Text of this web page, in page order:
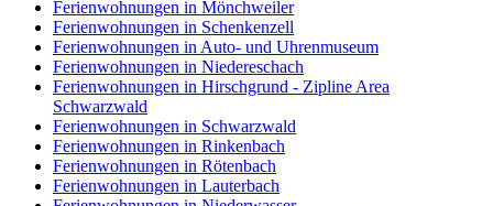
Ferienwohnungen in Mönchweiler
Ferienwohnungen in Schenkenzell
Ferienwohnungen in Auto- und Uhrenmuseum
Ferienwohnungen in Niedereschach
Ferienwohnungen in Hirschgrund - Zipline Area
Schwarzwald
Ferienwohnungen in Schwarzwald
Ferienwohnungen in Rinkenbach
Ferienwohnungen in Rötenbach
Ferienwohnungen in Lauterbach